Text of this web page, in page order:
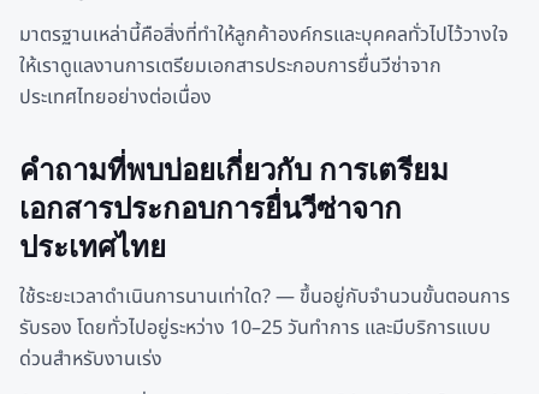
มาตรฐานเหล่านี้คือสิ่งที่ทำให้ลูกค้าองค์กรและบุคคลทั่วไปไว้วางใจ
ให้เราดูแลงานการเตรียมเอกสารประกอบการยื่นวีซ่าจาก
ประเทศไทยอย่างต่อเนื่อง
คำถามที่พบบ่อยเกี่ยวกับ การเตรียม
เอกสารประกอบการยื่นวีซ่าจาก
ประเทศไทย
ใช้ระยะเวลาดำเนินการนานเท่าใด? — ขึ้นอยู่กับจำนวนขั้นตอนการ
รับรอง โดยทั่วไปอยู่ระหว่าง 10–25 วันทำการ และมีบริการแบบ
ด่วนสำหรับงานเร่ง